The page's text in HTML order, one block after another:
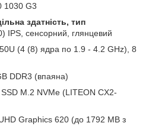
1030 G3
здатність, тип
IPS, сенсорний, глянцевий
(4 (8) ядра по 1.9 - 4.2 GHz), 8
DDR3 (впаяна)
M.2 NVMe (LITEON CX2-
Graphics 620 (до 1792 MB з